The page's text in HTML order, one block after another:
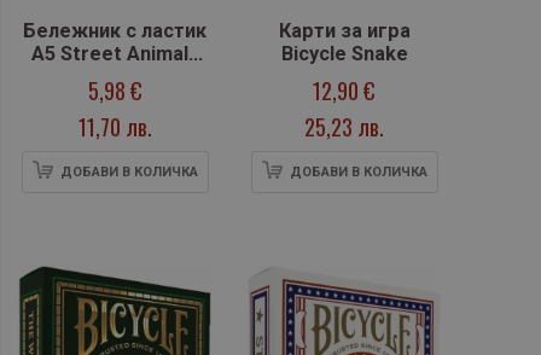
Бележник с ластик
A5 Street Animals
Bird, твърда
корица, 96 л.
5,98 €
11,70 лв.
ДОБАВИ В КОЛИЧКА
Карти за игра
Bicycle Snake
12,90 €
25,23 лв.
ДОБАВИ В КОЛИЧКА